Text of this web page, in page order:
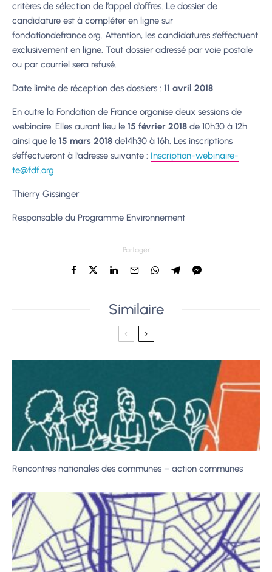
critères de sélection de l’appel d’offres. Le dossier de
candidature est à compléter en ligne sur
fondationdefrance.org. Attention, les candidatures s’effectuent
exclusivement en ligne. Tout dossier adressé par voie postale
ou par courriel sera refusé.
Date limite de réception des dossiers : 11 avril 2018.
En outre la Fondation de France organise deux sessions de
webinaire. Elles auront lieu le 15 février 2018 de 10h30 à 12h
ainsi que le 15 mars 2018 de14h30 à 16h. Les inscriptions
s’effectueront à l’adresse suivante : Inscription-webinaire-
te@fdf.org
Thierry Gissinger
Responsable du Programme Environnement
Partager
Similaire
Rencontres nationales des communes – action communes